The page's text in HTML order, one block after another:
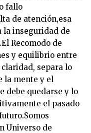
fallo
de atención,esa
la inseguridad de
Recomodo de
y equilibrio entre
separa lo
la mente y el
debe quedarse y lo
el pasado
Universo de